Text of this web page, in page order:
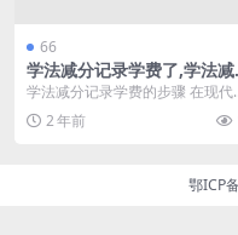
66
学法减分记录学费了,学法减
步骤(学法减分答题软件免
学法减分记录学费的步骤 在现代
育体系中，学法减分是一项重要的
政策，旨在鼓励学生...
2 年前
鄂ICP